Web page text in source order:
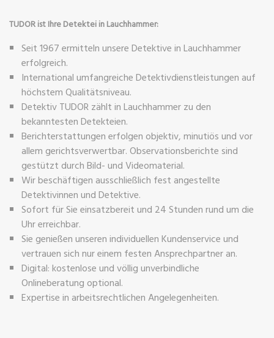
TUDOR ist Ihre Detektei in Lauchhammer:
Seit 1967 ermitteln unsere Detektive in Lauchhammer
erfolgreich.
International umfangreiche Detektivdienstleistungen auf
höchstem Qualitätsniveau.
Detektiv TUDOR zählt in Lauchhammer zu den
bekanntesten Detekteien.
Berichterstattungen erfolgen objektiv, minutiös und vor
allem gerichtsverwertbar. Observationsberichte sind
gestützt durch Bild- und Videomaterial.
Wir beschäftigen ausschließlich fest angestellte
Detektivinnen und Detektive.
Sofort für Sie einsatzbereit und 24 Stunden rund um die
Uhr erreichbar.
Sie genießen unseren individuellen Kundenservice und
vertrauen sich nur einem festen Ansprechpartner an.
Digital: kostenlose und völlig unverbindliche
Onlineberatung optional.
Expertise in arbeitsrechtlichen Angelegenheiten.